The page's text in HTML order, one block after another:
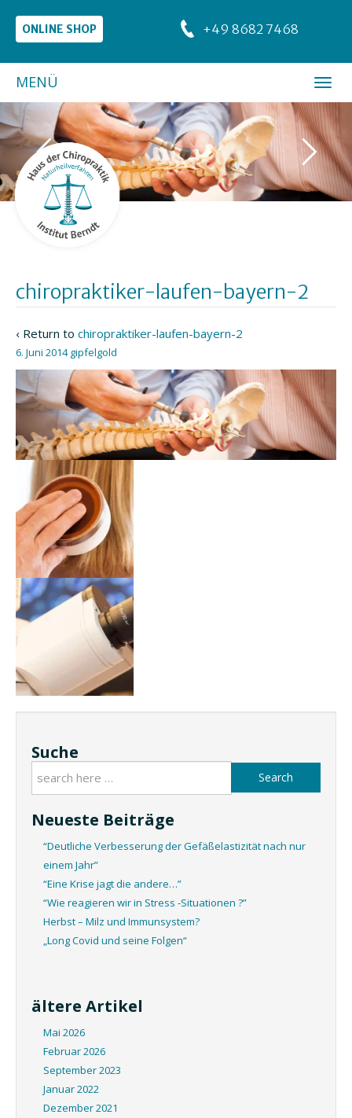
ONLINE SHOP +49 8682 7468
MENÜ
chiropraktiker-laufen-bayern-2
‹ Return to chiropraktiker-laufen-bayern-2
6. Juni 2014 gipfelgold
Suche
Search
Neueste Beiträge
“Deutliche Verbesserung der Gefäßelastizität nach nur
einem Jahr”
“Eine Krise jagt die andere…”
“Wie reagieren wir in Stress -Situationen ?”
Herbst – Milz und Immunsystem?
„Long Covid und seine Folgen“
ältere Artikel
Mai 2026
Februar 2026
September 2023
Januar 2022
Dezember 2021